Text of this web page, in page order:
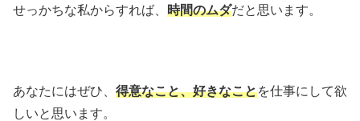
せっかちな私からすれば、 時間のムダだと思います。
あなたにはぜひ、 得意なこと、好きなことを仕事にして欲
しいと思います。